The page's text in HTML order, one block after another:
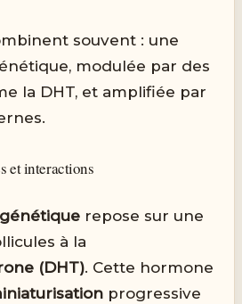
souvent : une
modulée par des
la DHT, et amplifiée par
et interactions
repose sur une
à la
(DHT). Cette hormone
progressive